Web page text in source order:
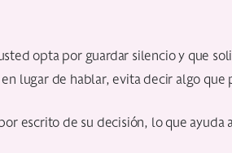
opta por guardar silencio y que
lugar de hablar, evita decir algo
escrito de su decisión, lo que